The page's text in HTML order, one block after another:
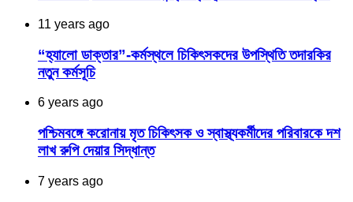
11 years ago
“হ্যালো ডাক্তার”-কর্মস্থলে চিকিৎসকদের উপস্থিতি তদারকির
নতুন কর্মসূচি
6 years ago
পশ্চিমবঙ্গে করোনায় মৃত চিকিৎসক ও স্বাস্থ্যকর্মীদের পরিবারকে দশ
লাখ রুপি দেয়ার সিদ্ধান্ত
7 years ago